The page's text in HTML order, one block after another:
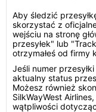
Aby śledzić
skorzystać z
wejściu na stronę
przesyłek" lub
otrzymałeś od firmy
Jeśli numer
aktualny status
Możesz również
SilkWayWest
wątpliwości